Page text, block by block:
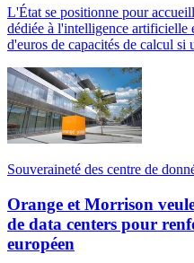
L'État se positionne pour
dédiée à l'intelligence artificielle
d'euros de capacités de calcul si
Souveraineté des centre de
Orange et Morrison
de data centers pour
européen